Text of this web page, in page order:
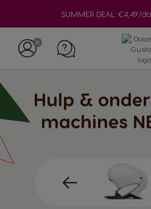
SUMMER DEAL: €4,49/
Hulp &
machines